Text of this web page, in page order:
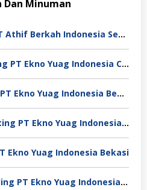
Minuman
Quality Control PT Athif Berkah Indonesia Semarang
Operator Stamping PT Ekno Yuag Indonesia Cikarang
Operator Forklift PT Ekno Yuag Indonesia Bekasi
Operator Die Casting PT Ekno Yuag Indonesia Bekasi
Ekno Yuag Indonesia Bekasi
Operator CNC Milling PT Ekno Yuag Indonesia Bekasi